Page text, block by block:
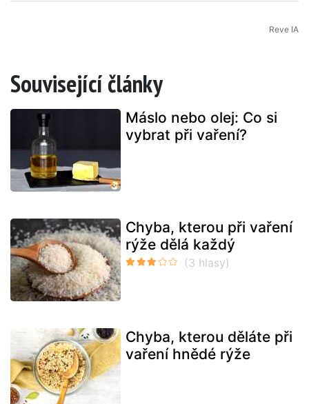
Reve IA
Související články
Máslo nebo olej: Co si
vybrat při vaření?
Chyba, kterou při vaření
rýže dělá každý
Chyba, kterou děláte při
vaření hnědé rýže